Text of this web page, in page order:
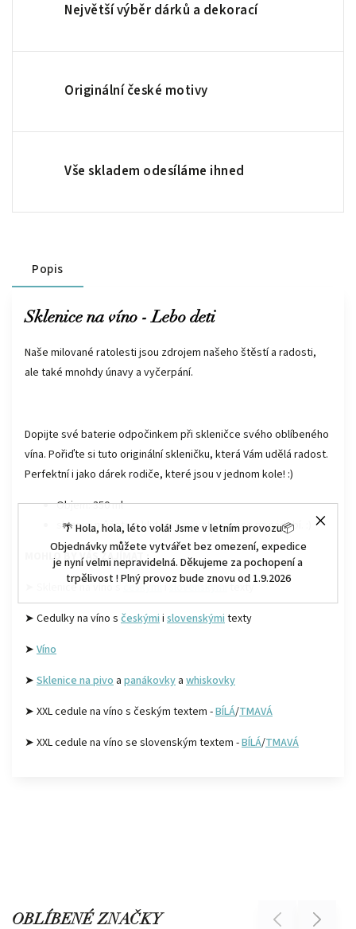
🌴 Hola, hola, léto volá! Jsme v letním provozu📦
Objednávky můžete vytvářet bez omezení, expedice
je nyní velmi nepravidelná. Děkujeme za pochopení a
trpělivost ! Plný provoz bude znovu od 1.9.2026
Největší výběr dárků a dekorací
Originální české motivy
Vše skladem odesíláme ihned
Popis
Sklenice na víno - Lebo deti
Naše milované ratolesti jsou zdrojem našeho štěstí a radosti,
ale také mnohdy únavy a vyčerpání.
Dopijte své baterie odpočinkem při skleničce svého oblíbeného
vína. Pořiďte si tuto originální skleničku, která Vám udělá radost.
Perfektní i jako dárek rodiče, které jsou v jednom kole! :)
Objem: 350 ml
sklenici můžete s klidem umývat v myčce na nádobí. :)
MOHLO BY VÁS ZAJÍMAT :
➤ Sklenice na víno s českýmiislovenskýmitexty
➤ Cedulky na víno s českými i slovenskými texty
➤ Víno
➤ Sklenice na pivo a panákovky a whiskovky
➤ XXL cedule na víno s českým textem -BÍLÁ/TMAVÁ
➤ XXL cedule na víno se slovenským textem -BÍLÁ/TMAVÁ
OBLÍBENÉ ZNAČKY Previous Next